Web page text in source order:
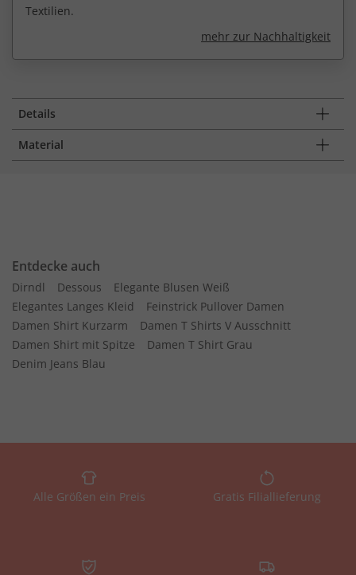
Textilien.
mehr zur Nachhaltigkeit
Details
Material
Entdecke auch
Dirndl Dessous
Elegante Blusen Weiß
Elegantes Langes Kleid
Feinstrick Pullover Damen
Damen Shirt Kurzarm
Damen T Shirts V Ausschnitt
Damen Shirt mit Spitze
Damen T Shirt Grau
Denim Jeans Blau
Alle Größen ein Preis Gratis Filiallieferung